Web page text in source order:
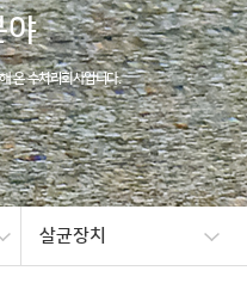
야
온 수처리회사입니다.
살균장치